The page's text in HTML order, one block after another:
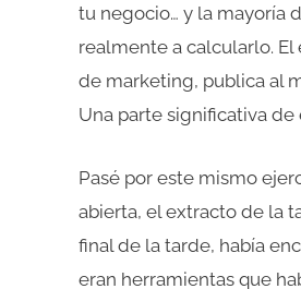
tu negocio… y la mayoría
realmente a calcularlo.
de marketing, publica al
Una parte significativa
Pasé por este mismo
abierta, el extracto de la
final de la tarde, había
eran herramientas que